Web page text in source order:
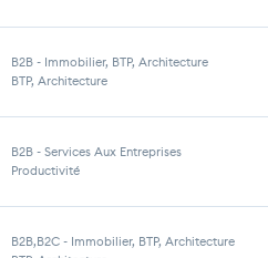
B2B - Immobilier, BTP, Architecture
BTP, Architecture
B2B - Services Aux Entreprises
Productivité
B2B,B2C - Immobilier, BTP, Architecture